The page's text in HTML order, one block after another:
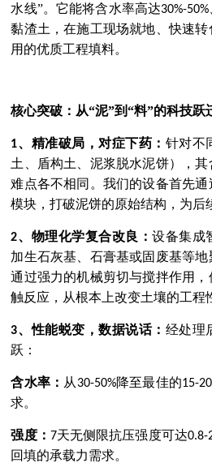
水线”。它能将含水率高达30%-50%
黏渣土 ，在施工现场就地、快速
用的优质工程填料。
核心突破：从“泥”到“料”的科技跃
1、 精准破局，对症下药： 针对不
土、盾构土、泥浆脱水泥饼），
难点各不相同。我们的设备首先通
模块，打破泥饼的原始结构，为后
2、 物理化学复合改良：设备集成
加生石灰基、石膏基或固废基等地
通过强力的机械剪切与搅拌作用
触反应，从根本上改变土壤的工程
3、性能蜕变，数据说话： 经处理
跃：
含水率： 从 30-50%降至最佳的15-
求。
强度： 7天无侧限抗压强度可达0.8-
回填的承载力需求。